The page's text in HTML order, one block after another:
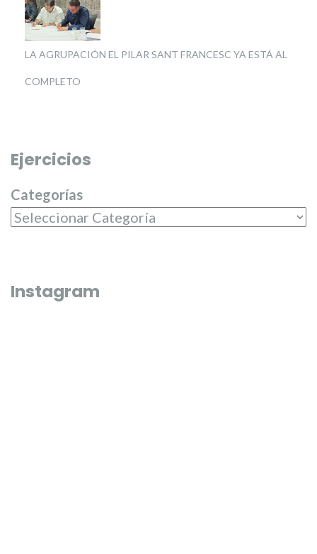
LA AGRUPACIÓN EL PILAR SANT FRANCESC YA ESTÁ AL
COMPLETO
Ejercicios
Categorías
Instagram